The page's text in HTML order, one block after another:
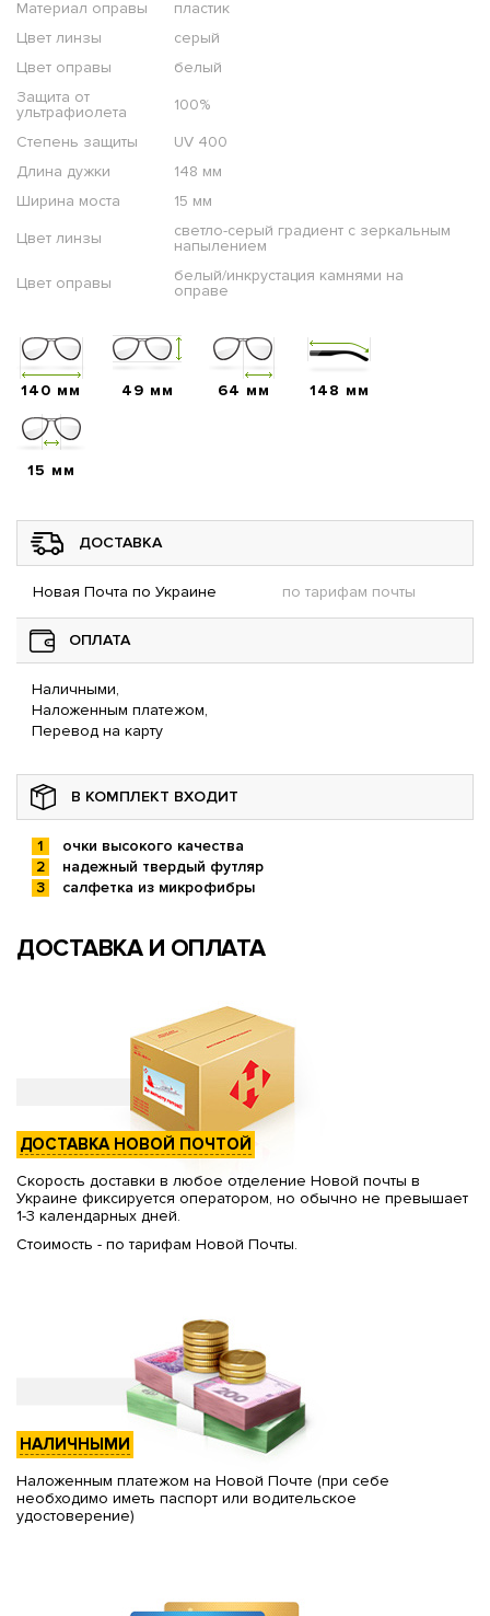
Материал оправы
пластик
Цвет линзы
серый
Цвет оправы
белый
Защита от
ультрафиолета
100%
Степень защиты
UV 400
Длина дужки
148 мм
Ширина моста
15 мм
Цвет линзы
светло-серый градиент с зеркальным
напылением
Цвет оправы
белый/инкрустация камнями на
оправе
140 мм 49 мм 64 мм 148 мм
15 мм
ДОСТАВКА
Новая Почта по Украине по тарифам почты
ОПЛАТА
Наличными,
Наложенным платежом,
Перевод на карту
В КОМПЛЕКТ ВХОДИТ
очки высокого качества
надежный твердый футляр
салфетка из микрофибры
ДОСТАВКА И ОПЛАТА
ДОСТАВКА НОВОЙ ПОЧТОЙ
Скорость доставки в любое отделение Новой почты в
Украине фиксируется оператором, но обычно не превышает
1-3 календарных дней.
Стоимость - по тарифам Новой Почты.
НАЛИЧНЫМИ
Наложенным платежом на Новой Почте (при себе
необходимо иметь паспорт или водительское
удостоверение)